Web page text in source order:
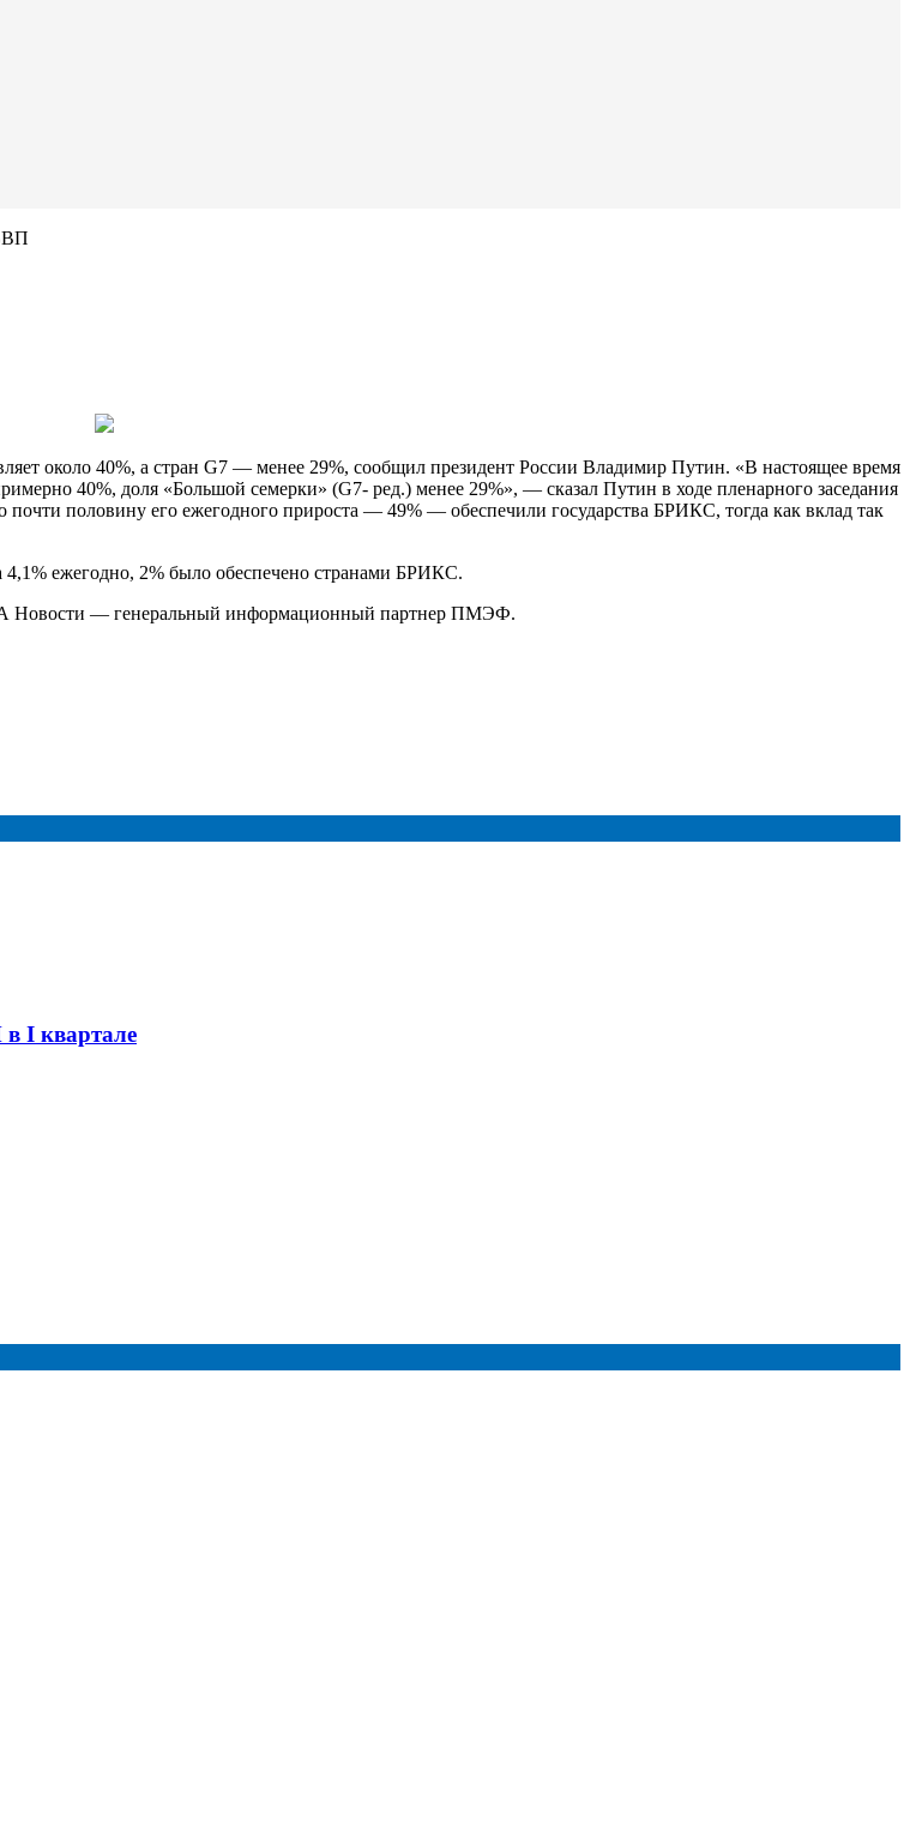
около 40%, а стран G7 — менее 29%, сообщил президент России Владимир Путин. «В настоящее время
40%, доля «Большой семерки» (G7- ред.) менее 29%», — сказал Путин в ходе пленарного заседания
половину его ежегодного прироста — 49% — обеспечили государства БРИКС, тогда как вклад так
4,1% ежегодно, 2% было обеспечено странами БРИКС.
Новости — генеральный информационный партнер ПМЭФ.
I квартале